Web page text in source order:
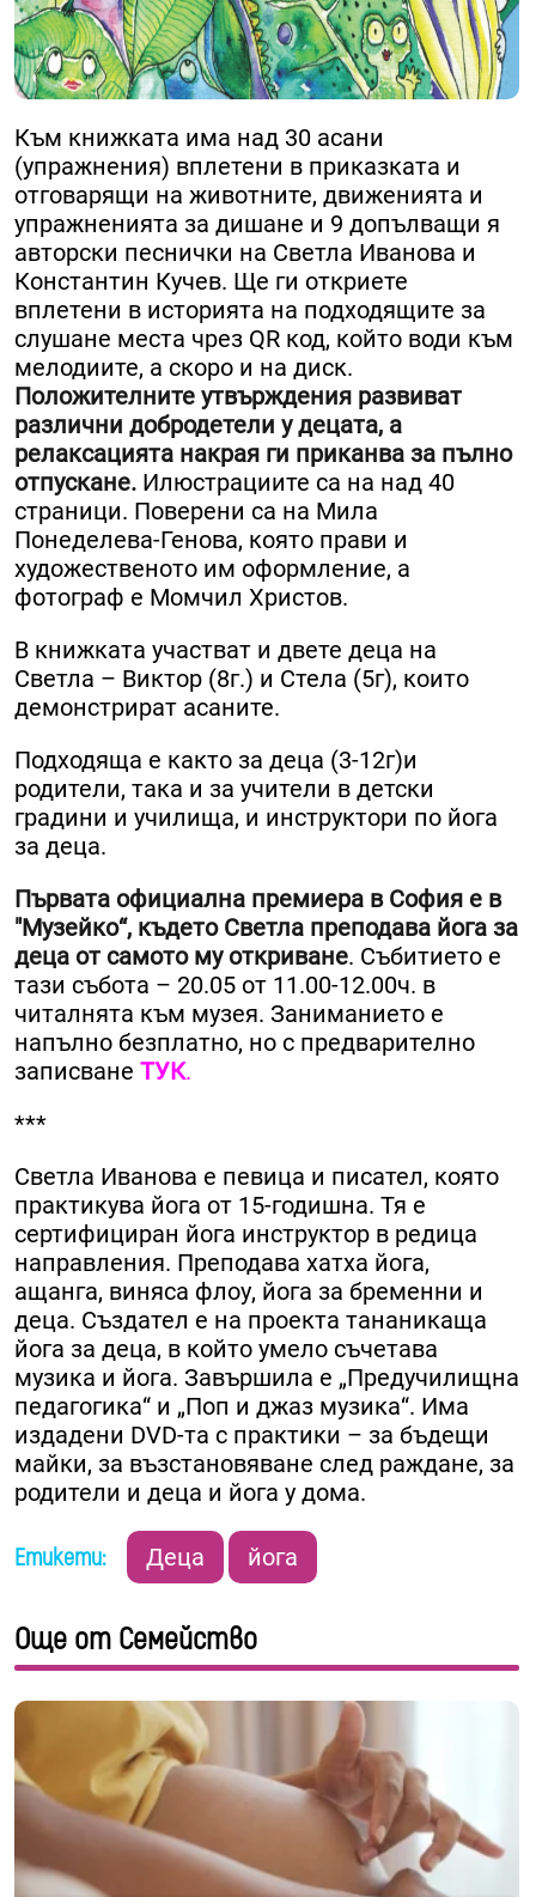
Към книжката има над 30 асани
(упражнения) вплетени в приказката и
отговарящи на животните, движенията и
упражненията за дишане и 9 допълващи я
авторски песнички на Светла Иванова и
Константин Кучев. Ще ги откриете
вплетени в историята на подходящите за
слушане места чрез QR код, който води към
мелодиите, а скоро и на диск.
Положителните утвърждения развиват
различни добродетели у децата, а
релаксацията накрая ги приканва за пълно
отпускане. Илюстрациите са на над 40
страници. Поверени са на Мила
Понеделева-Генова, която прави и
художественото им оформление, а
фотограф е Момчил Христов.
В книжката участват и двете деца на
Светла – Виктор (8г.) и Стела (5г), които
демонстрират асаните.
Подходяща е както за деца (3-12г)и
родители, така и за учители в детски
градини и училища, и инструктори по йога
за деца.
Първата официална премиера в София е в
"Музейко“, където Светла преподава йога за
деца от самото му откриване. Събитието е
тази събота – 20.05 от 11.00-12.00ч. в
читалнята към музея. Заниманието е
напълно безплатно, но с предварително
записване ТУК.
***
Светла Иванова е певица и писател, която
практикува йога от 15-годишна. Тя е
сертифициран йога инструктор в редица
направления. Преподава хатха йога,
ащанга, виняса флоу, йога за бременни и
деца. Създател е на проекта тананикаща
йога за деца, в който умело съчетава
музика и йога. Завършила е „Предучилищна
педагогика“ и „Поп и джаз музика“. Има
издадени DVD-та с практики – за бъдещи
майки, за възстановяване след раждане, за
родители и деца и йога у дома.
Етикети: Деца йога
Още от Семейство